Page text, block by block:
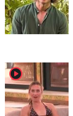
player2